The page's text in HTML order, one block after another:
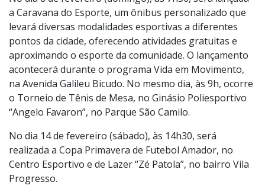
No dia 8 de fevereiro (domingo), às 7h30, será lançada
a Caravana do Esporte, um ônibus personalizado que
levará diversas modalidades esportivas a diferentes
pontos da cidade, oferecendo atividades gratuitas e
aproximando o esporte da comunidade. O lançamento
acontecerá durante o programa Vida em Movimento,
na Avenida Galileu Bicudo. No mesmo dia, às 9h, ocorre
o Torneio de Tênis de Mesa, no Ginásio Poliesportivo
“Angelo Favaron”, no Parque São Camilo.
No dia 14 de fevereiro (sábado), às 14h30, será
realizada a Copa Primavera de Futebol Amador, no
Centro Esportivo e de Lazer “Zé Patola”, no bairro Vila
Progresso.